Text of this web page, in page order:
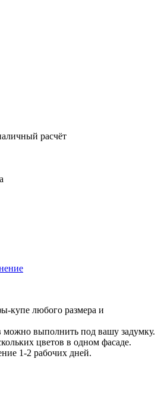
расчёт
купе любого размера и
можно выполнить под вашу задумку.
цветов в одном фасаде.
1-2 рабочих дней.